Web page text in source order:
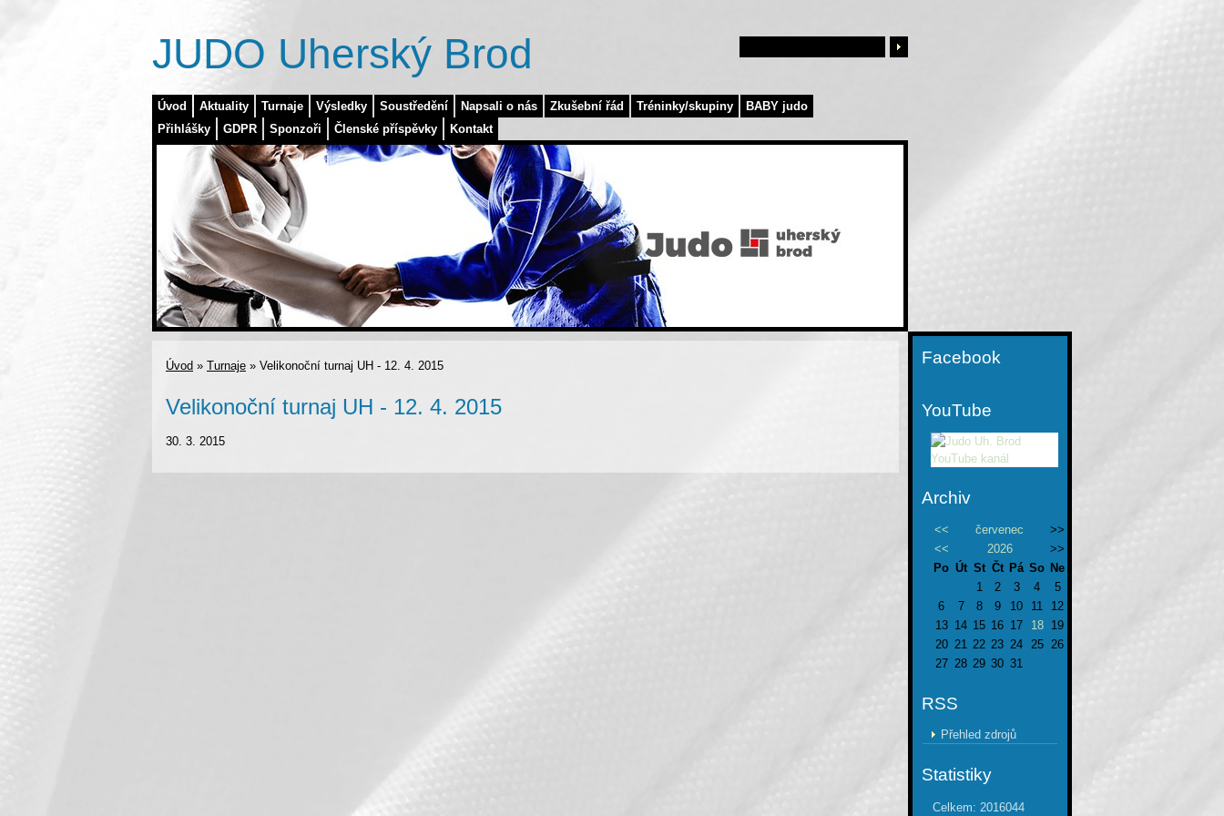
Úvod Aktuality Turnaje Výsledky Soustředění Napsali o nás Zkušební řád Tréninky/skupiny
BABY judo
Přihlášky
GDPR Sponzoři Členské příspěvky Kontakt
JUDO Uherský Brod
Úvod » Turnaje » Velikonoční turnaj UH - 12. 4. 2015
Velikonoční turnaj UH - 12. 4. 2015
30. 3. 2015
Facebook
YouTube
Archiv
<< červenec
>>
<<
2026
>>
Po Út St Čt Pá So Ne
1
2 3 4
5
6
7 8 9 10 11
12
13 14 15 16 17 18
19
20 21 22 23 24 25 26
27 28 29 30 31
RSS
Přehled zdrojů
Statistiky
Celkem: 2016044